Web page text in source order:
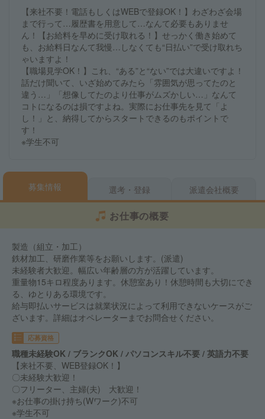
【来社不要！電話もしくはWEBで登録OK！】わざわざ会場
まで行って…履歴書を用意して…なんて必要もありませ
ん！【お給料を早めに受け取れる！】せっかく働き始めて
も、お給料日なんて我慢…しなくても“日払い”で受け取れち
ゃいますよ！
【職場見学OK！】これ、“ある”と“ない”では大違いですよ！
話だけ聞いて、いざ始めてみたら「雰囲気が思ってたのと
違う…」「想像してたのより仕事がムズかしい…」なんて
コトになるのは損ですよね。実際にお仕事先を見て「よ
し！」と、納得してからスタートできるのもポイントで
す！
※学生不可
募集情報 選考・登録 派遣会社概要
お仕事の概要
製造（組立・加工）
鉄材加工、研磨作業等をお願いします。(派遣)
未経験者大歓迎。幅広い年齢層の方が活躍しています。
重量物15キロ程度あります。休憩室あり！休憩時間も大切にでき
る、ゆとりある環境です。
給与即払いサービスは就業状況によって利用できないケースがご
ざいます。詳細はオペレーターまでお問合せください。
応募資格
職種未経験OK / ブランクOK / パソコンスキル不要 / 英語力不要
【来社不要、WEB登録OK！】
〇未経験大歓迎！
〇フリーター、主婦(夫) 大歓迎！
※お仕事の掛け持ち(Wワーク)不可
※学生不可